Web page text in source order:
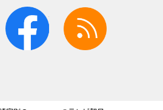
facebook